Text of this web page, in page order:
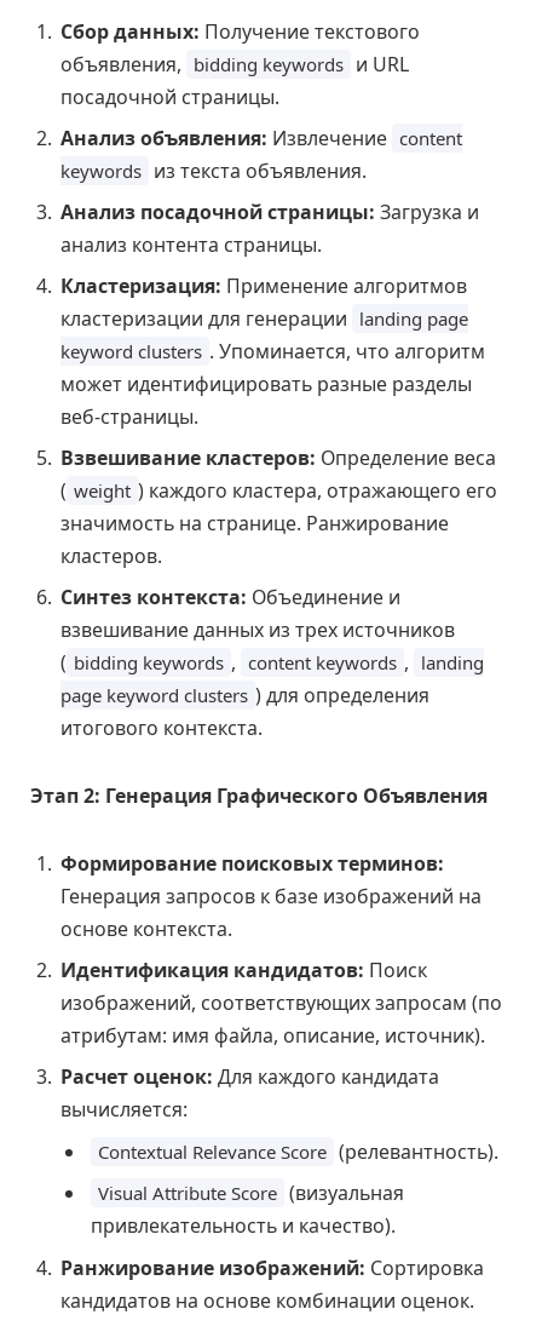
Сбор данных: Получение текстового
объявления, bidding keywords и URL
посадочной страницы.
Анализ объявления: Извлечение content
keywords из текста объявления.
Анализ посадочной страницы: Загрузка и
анализ контента страницы.
Кластеризация: Применение алгоритмов
кластеризации для генерации landing page
keyword clusters . Упоминается, что алгоритм
может идентифицировать разные разделы
веб-страницы.
Взвешивание кластеров: Определение веса
( weight ) каждого кластера, отражающего его
значимость на странице. Ранжирование
кластеров.
Синтез контекста: Объединение и
взвешивание данных из трех источников
( bidding keywords , content keywords , landing
page keyword clusters ) для определения
итогового контекста.
Этап 2: Генерация Графического Объявления
Формирование поисковых терминов:
Генерация запросов к базе изображений на
основе контекста.
Идентификация кандидатов: Поиск
изображений, соответствующих запросам (по
атрибутам: имя файла, описание, источник).
Расчет оценок: Для каждого кандидата
вычисляется:
Contextual Relevance Score (релевантность).
Visual Attribute Score (визуальная
привлекательность и качество).
Ранжирование изображений: Сортировка
кандидатов на основе комбинации оценок.